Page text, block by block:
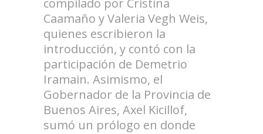
compilado por Cristina
Caamaño y Valeria Vegh Weis,
quienes escribieron la
introducción, y contó con la
participación de Demetrio
Iramain. Asimismo, el
Gobernador de la Provincia de
Buenos Aires, Axel Kicillof,
sumó un prólogo en donde